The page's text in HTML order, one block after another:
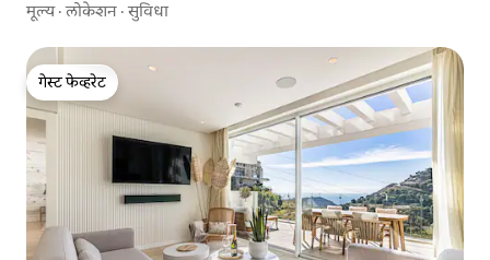
मूल्य·लोकेशन ·सुविधा
गेस्ट फेव्हरेट
गेस्ट फेव्हरेट